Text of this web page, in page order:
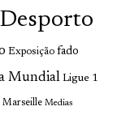
Desporto
Exposição fado
Mundial Ligue 1
Marseille Medias